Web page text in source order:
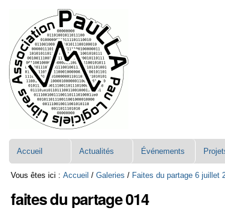
contenu.
Aller
à
la
navigation
Accueil Actualités Événements
Vous êtes ici : Accueil /Galeries / Faites du partage 6 juillet
faites du partage 014